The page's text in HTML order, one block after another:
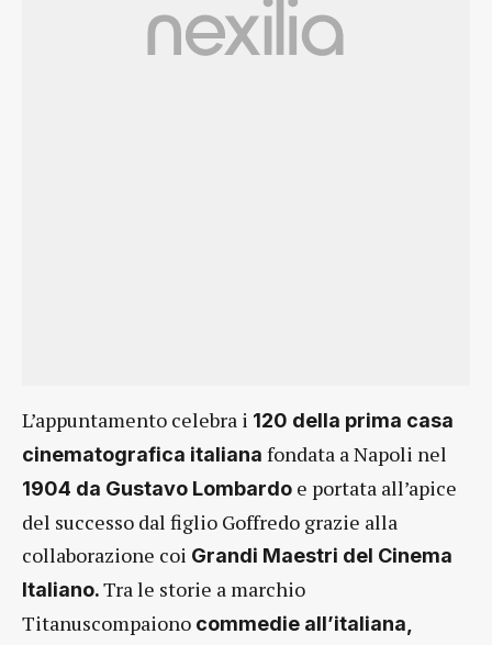
L’appuntamento celebra i 120 della prima casa
cinematografica italiana fondata a Napoli nel
1904 da Gustavo Lombardo e portata all’apice
del successo dal figlio Goffredo grazie alla
collaborazione coi Grandi Maestri del Cinema
Italiano.Tra le storie a marchio
Titanuscompaiono commedie all’italiana,